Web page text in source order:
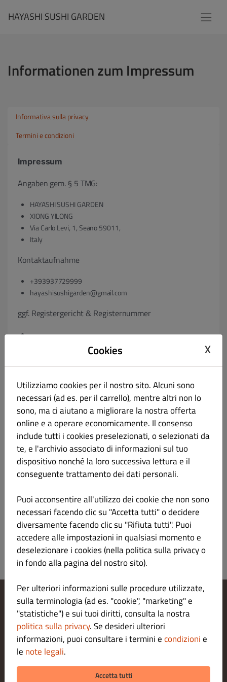
HAYASHI SUSHI GARDEN
Informationen zum Impressum
Informativa sulla privacy
Termini e condizioni
Impressum
Angaben gem. § 5 TMG:
HAYASHI SUSHI GARDEN
XIONG YILONG
Via Carlo Levi, 1, Seano 59011,
Italy
Kontaktaufnahme
+393937729999
hayashisushigarden@gmail.com
ggf. Registergericht & Registernummer
ggf. Umsatzsteuer-Identifikationsnummer gem. § 27 a
Umsatzsteuergesetz:
VAT: 02508400971
ggf. Geschäftsführer:
Verantwortlicher gemäß § 55 Abs.2 RStV
Streitbeilegung:
https://ec.europa.eu/consumers/odr/main/index.cfm
Modifica le impostazioni dei cookie
Contattaci
Informativa sulla privacy
Termini e condizioni
Legal notice
METODI DI PAGAMENTO PER L' ASPORTO
Cookies X
Utilizziamo cookies per il nostro sito. Alcuni sono
necessari (ad es. per il carrello), mentre altri non lo
sono, ma ci aiutano a migliorare la nostra offerta
online e a operare economicamente. Il consenso
include tutti i cookies preselezionati, o selezionati da
te, e l'archivio associato di informazioni sul tuo
dispositivo nonché la loro successiva lettura e il
conseguente trattamento dei dati personali.
Puoi acconsentire all'utilizzo dei cookie che non sono
necessari facendo clic su "Accetta tutti" o decidere
diversamente facendo clic su "Rifiuta tutti". Puoi
accedere alle impostazioni in qualsiasi momento e
deselezionare i cookies (nella politica sulla privacy o
in fondo alla pagina del nostro sito).
Per ulteriori informazioni sulle procedure utilizzate,
sulla terminologia (ad es. "cookie", "marketing" e
"statistiche") e sui tuoi diritti, consulta la nostra
politica sulla privacy. Se desideri ulteriori
informazioni, puoi consultare i termini econdizionie
le note legali.
Accetta tutti